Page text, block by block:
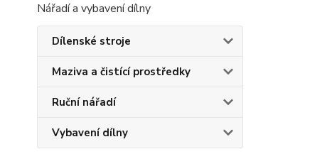
Nářadí a vybavení dílny
Dílenské stroje
Maziva a čistící prostředky
Ruční nářadí
Vybavení dílny